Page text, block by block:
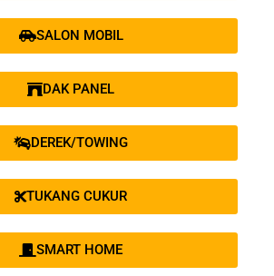
SALON MOBIL
DAK PANEL
DEREK/TOWING
TUKANG CUKUR
SMART HOME